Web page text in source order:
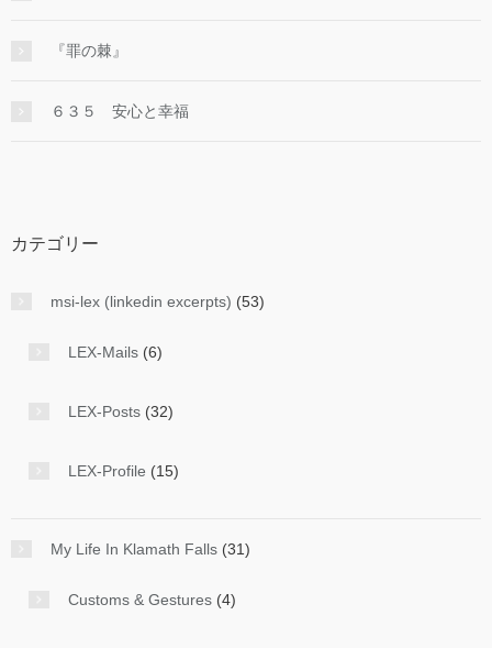
『罪の棘』
６３５ 安心と幸福
カテゴリー
msi-lex (linkedin excerpts) (53)
LEX-Mails (6)
LEX-Posts (32)
LEX-Profile (15)
My Life In Klamath Falls (31)
Customs & Gestures (4)